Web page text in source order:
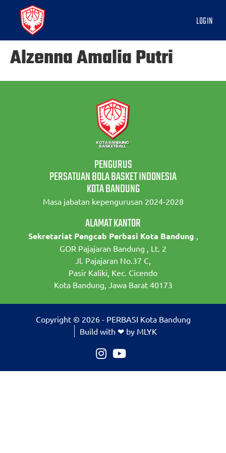
LOGIN
Alzenna Amalia Putri
PENGURUS
PERSATUAN BOLA BASKET INDONESIA
KOTA BANDUNG
Masa jabatan kepengurusan 2024-2028
ALAMAT KANTOR
Sekretariat Pengcab Perbasi Kota Bandung ,
GOR Pajajaran Bandung , Lt. 2
Jl. Pajajaran No.37 C,
Pasir Kaliki, Kec. Cicendo
Kota Bandung, Jawa Barat 40173
Copyright © 2026 - PERBASI Kota Bandung
Build with ❤ by MLYK